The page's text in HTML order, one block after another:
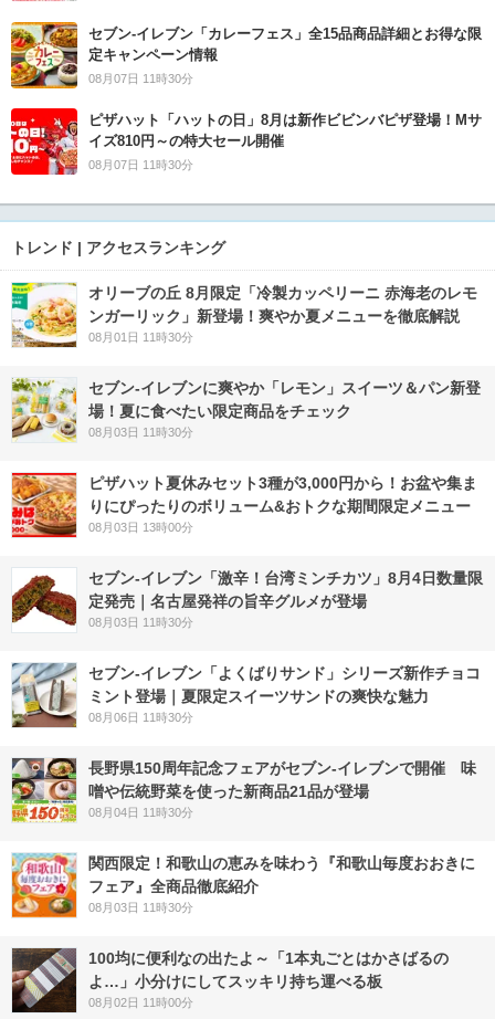
セブン‐イレブン「カレーフェス」全15品商品詳細とお得な限
定キャンペーン情報
08月07日 11時30分
ピザハット「ハットの日」8月は新作ビビンバピザ登場！Mサ
イズ810円～の特大セール開催
08月07日 11時30分
トレンド | アクセスランキング
オリーブの丘 8月限定「冷製カッペリーニ 赤海老のレモ
ンガーリック」新登場！爽やか夏メニューを徹底解説
08月01日 11時30分
セブン‐イレブンに爽やか「レモン」スイーツ＆パン新登
場！夏に食べたい限定商品をチェック
08月03日 11時30分
ピザハット夏休みセット3種が3,000円から！お盆や集ま
りにぴったりのボリューム&おトクな期間限定メニュー
08月03日 13時00分
セブン-イレブン「激辛！台湾ミンチカツ」8月4日数量限
定発売｜名古屋発祥の旨辛グルメが登場
08月03日 11時30分
セブン‐イレブン「よくばりサンド」シリーズ新作チョコ
ミント登場｜夏限定スイーツサンドの爽快な魅力
08月06日 11時30分
長野県150周年記念フェアがセブン-イレブンで開催 味
噌や伝統野菜を使った新商品21品が登場
08月04日 11時30分
関西限定！和歌山の恵みを味わう『和歌山毎度おおきに
フェア』全商品徹底紹介
08月03日 11時30分
100均に便利なの出たよ～「1本丸ごとはかさばるの
よ…」小分けにしてスッキリ持ち運べる板
08月02日 11時00分